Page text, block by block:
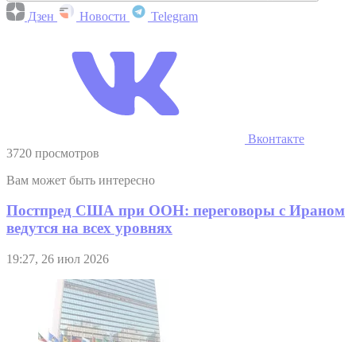
Дзен Новости Telegram
Вконтакте
3720 просмотров
Вам может быть интересно
Постпред США при ООН: переговоры с Ираном
ведутся на всех уровнях
19:27, 26 июл 2026